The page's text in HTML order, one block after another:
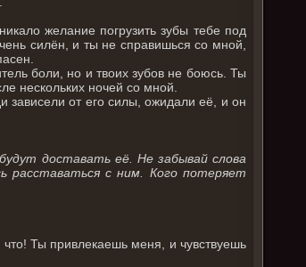
желание погрузить зубы тебе под
силён, и ты не справишься со мной,
боли, но и твоих зубов не боюсь. Ты
нескольких ночей со мной.
зависели от его силы, ожидали её, и он
доставать её. Не забывай слова
расставаться с ним. Кого потеряет
Ты привлекаешь меня, и чувствуешь